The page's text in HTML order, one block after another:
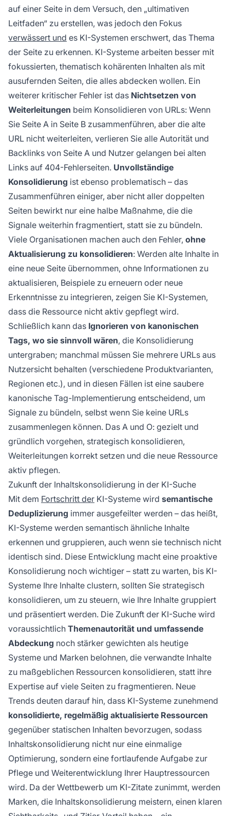
auf einer Seite in dem Versuch, den „ultimativen
Leitfaden“ zu erstellen, was jedoch den Fokus
verwässert und es KI-Systemen erschwert, das Thema
der Seite zu erkennen. KI-Systeme arbeiten besser mit
fokussierten, thematisch kohärenten Inhalten als mit
ausufernden Seiten, die alles abdecken wollen. Ein
weiterer kritischer Fehler ist das Nichtsetzen von
Weiterleitungen beim Konsolidieren von URLs: Wenn
Sie Seite A in Seite B zusammenführen, aber die alte
URL nicht weiterleiten, verlieren Sie alle Autorität und
Backlinks von Seite A und Nutzer gelangen bei alten
Links auf 404-Fehlerseiten. Unvollständige
Konsolidierung ist ebenso problematisch – das
Zusammenführen einiger, aber nicht aller doppelten
Seiten bewirkt nur eine halbe Maßnahme, die die
Signale weiterhin fragmentiert, statt sie zu bündeln.
Viele Organisationen machen auch den Fehler, ohne
Aktualisierung zu konsolidieren: Werden alte Inhalte in
eine neue Seite übernommen, ohne Informationen zu
aktualisieren, Beispiele zu erneuern oder neue
Erkenntnisse zu integrieren, zeigen Sie KI-Systemen,
dass die Ressource nicht aktiv gepflegt wird.
Schließlich kann das Ignorieren von kanonischen
Tags, wo sie sinnvoll wären, die Konsolidierung
untergraben; manchmal müssen Sie mehrere URLs aus
Nutzersicht behalten (verschiedene Produktvarianten,
Regionen etc.), und in diesen Fällen ist eine saubere
kanonische Tag-Implementierung entscheidend, um
Signale zu bündeln, selbst wenn Sie keine URLs
zusammenlegen können. Das A und O: gezielt und
gründlich vorgehen, strategisch konsolidieren,
Weiterleitungen korrekt setzen und die neue Ressource
aktiv pflegen.
Zukunft der Inhaltskonsolidierung in der KI-Suche
Mit dem Fortschritt der KI-Systeme wird semantische
Deduplizierung immer ausgefeilter werden – das heißt,
KI-Systeme werden semantisch ähnliche Inhalte
erkennen und gruppieren, auch wenn sie technisch nicht
identisch sind. Diese Entwicklung macht eine proaktive
Konsolidierung noch wichtiger – statt zu warten, bis KI-
Systeme Ihre Inhalte clustern, sollten Sie strategisch
konsolidieren, um zu steuern, wie Ihre Inhalte gruppiert
und präsentiert werden. Die Zukunft der KI-Suche wird
voraussichtlich Themenautorität und umfassende
Abdeckung noch stärker gewichten als heutige
Systeme und Marken belohnen, die verwandte Inhalte
zu maßgeblichen Ressourcen konsolidieren, statt ihre
Expertise auf viele Seiten zu fragmentieren. Neue
Trends deuten darauf hin, dass KI-Systeme zunehmend
konsolidierte, regelmäßig aktualisierte Ressourcen
gegenüber statischen Inhalten bevorzugen, sodass
Inhaltskonsolidierung nicht nur eine einmalige
Optimierung, sondern eine fortlaufende Aufgabe zur
Pflege und Weiterentwicklung Ihrer Hauptressourcen
wird. Da der Wettbewerb um KI-Zitate zunimmt, werden
Marken, die Inhaltskonsolidierung meistern, einen klaren